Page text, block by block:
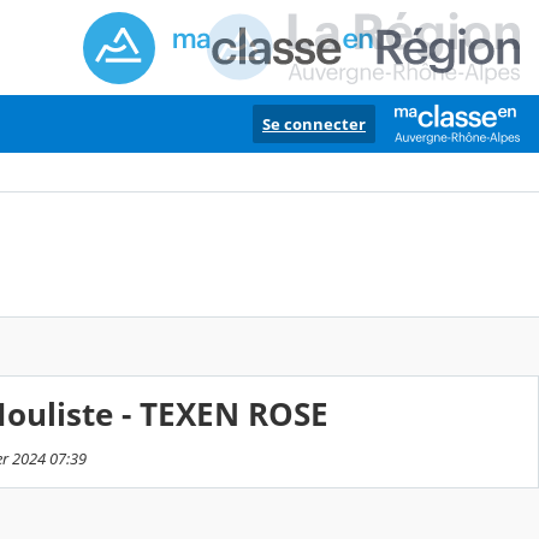
Se connecter
- TEXEN ROSE
2024 07:39